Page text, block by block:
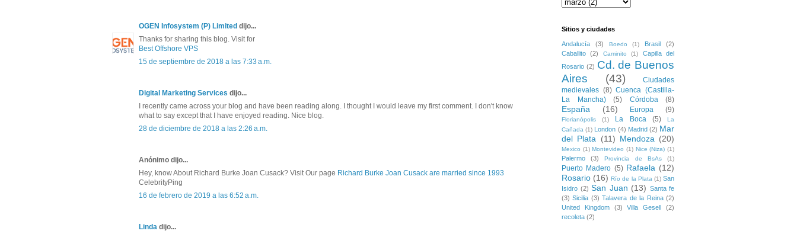
OGEN Infosystem (P) Limited dijo...
Thanks for sharing this blog. Visit for
Best Offshore VPS
15 de septiembre de 2018 a las 7:33 a.m.
Digital Marketing Services dijo...
I recently came across your blog and have been reading along. I thought I would leave my first comment. I don't know
what to say except that I have enjoyed reading. Nice blog.
28 de diciembre de 2018 a las 2:26 a.m.
Anónimo dijo...
Hey, know About Richard Burke Joan Cusack? Visit Our page Richard Burke Joan Cusack are married since 1993
CelebrityPing
16 de febrero de 2019 a las 6:52 a.m.
Linda dijo...
Sitios y ciudades
Andalucía (3) Boedo (1) Brasil
(2)
Caballito
(2) Caminito (1)
Capilla del
Rosario (2) Cd. de Buenos
Aires
(43)
Ciudades
medievales (8) Cuenca (Castilla-
La Mancha)
(5) Córdoba (8)
España (16) Europa (9)
Florianópolis (1) La Boca (5)
La
Cañada (1) London (4) Madrid (2) Mar
del Plata (11) Mendoza (20)
Mexico (1) Montevideo (1) Nice (Niza) (1)
Palermo (3) Provincia de BsAs (1)
Puerto Madero (5) Rafaela (12)
Rosario (16) Río de la Plata (1) San
Isidro (2) San Juan (13) Santa fe
(3) Sicilia (3) Talavera de la Reina (2)
United Kingdom
(3) Villa Gesell
(2)
recoleta (2)